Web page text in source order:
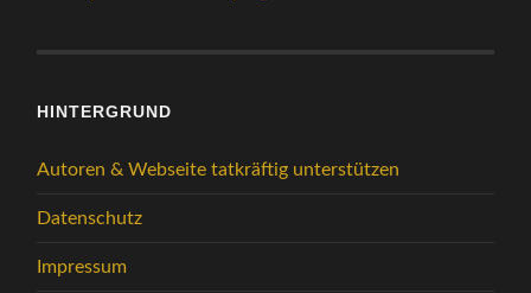
HINTERGRUND
Autoren & Webseite tatkräftig unterstützen
Datenschutz
Impressum